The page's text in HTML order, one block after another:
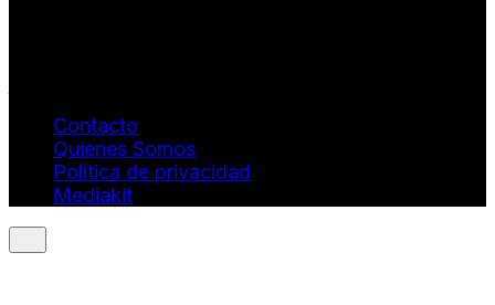
Contacto
Quienes Somos
Política de privacidad
Mediakit